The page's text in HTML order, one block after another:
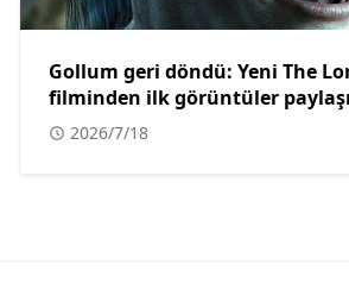
Gollum geri döndü: Yeni The
filminden ilk görüntüler
2026/7/18